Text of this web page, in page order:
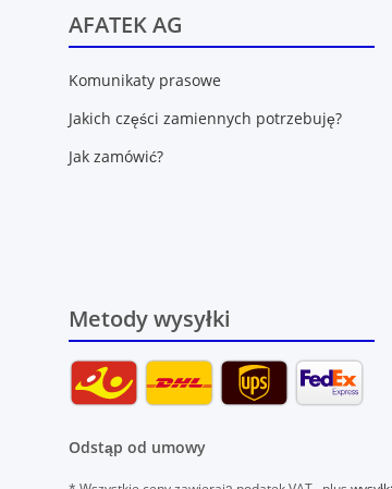
AFATEK AG
Komunikaty prasowe
Jakich części zamiennych potrzebuję?
Jak zamówić?
Metody wysyłki
Odstąp od umowy